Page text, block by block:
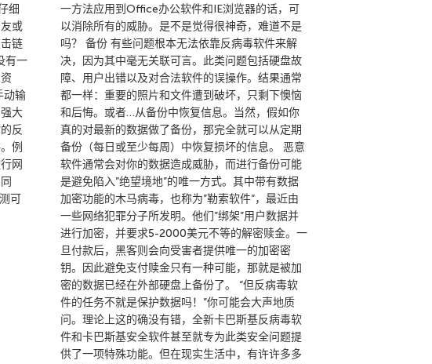
细
或
链
有一
动输
大
反
例
网
可
一方法应用到Office办公软件和IE浏览器的话，可
以消除所有的威胁。是不是觉得很神奇，难道不是
吗？ 备份 有些问题根本无法依靠反病毒软件来解
决，因为其中毫无关联可言。此类问题包括硬盘故
障、用户出错以及对合法软件的误操作。结果通常
都一样：重要的照片和文件遭到破坏，只剩下懊恼
和后悔。或者…从备份中恢复信息。当然，假如你
真的对最新的数据做了备份，那完全就可以从定期
备份（每日或至少每周）中恢复损坏的信息。 恶意
软件通常会对你的数据造成威胁，而进行备份可能
是避免陷入”绝望境地”的唯一方式。其中带有数据
加密功能的木马病毒，也称为”勒索软件“，最近由
一些网络犯罪分子所发明。他们”绑架”用户数据并
进行加密，并要求5-2000美元不等的解密赎金。一
旦付款后，黑客则会向受害者提供唯一的加密密
钥。因此避免支付赎金只有一种可能，那就是被加
密的数据已经在外部硬盘上备份了。 “但反病毒软
件的任务不就是保护数据吗！”你可能会大声地质
问。理论上这的确没有错，全新卡巴斯基反病毒软
件和卡巴斯基安全软件甚至就专为此类安全问题提
供了一项特殊功能。但在现实生活中，有许许多多